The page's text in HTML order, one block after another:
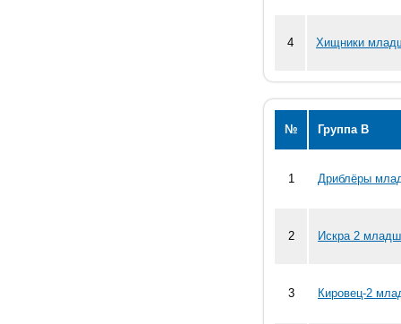
4 Хищники
№ Группа В
1 Дриблёры
2 Искра 2
3 Кировец-2